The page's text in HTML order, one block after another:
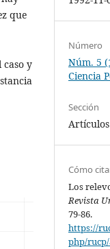
que
y
Número
Núm. 5
Ciencia
Sección
Artículos
Cómo
Los
Revista
79-86.
https://
php/